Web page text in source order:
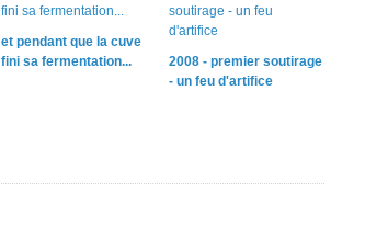
et pendant que la cuve
fini sa fermentation...
2008 - premier soutirage
- un feu d'artifice